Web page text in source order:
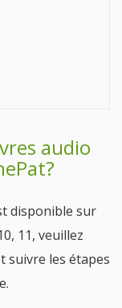
audio
disponible sur
11, veuillez
suivre les étapes